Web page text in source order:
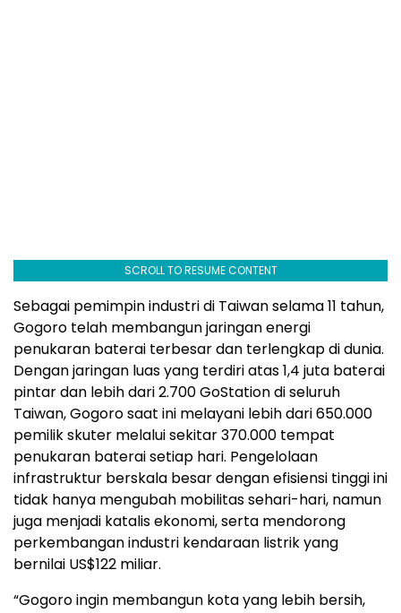
SCROLL TO RESUME CONTENT
Sebagai pemimpin industri di Taiwan selama 11 tahun,
Gogoro telah membangun jaringan energi
penukaran baterai terbesar dan terlengkap di dunia.
Dengan jaringan luas yang terdiri atas 1,4 juta baterai
pintar dan lebih dari 2.700 GoStation di seluruh
Taiwan, Gogoro saat ini melayani lebih dari 650.000
pemilik skuter melalui sekitar 370.000 tempat
penukaran baterai setiap hari. Pengelolaan
infrastruktur berskala besar dengan efisiensi tinggi ini
tidak hanya mengubah mobilitas sehari-hari, namun
juga menjadi katalis ekonomi, serta mendorong
perkembangan industri kendaraan listrik yang
bernilai US$122 miliar.
“Gogoro ingin membangun kota yang lebih bersih,